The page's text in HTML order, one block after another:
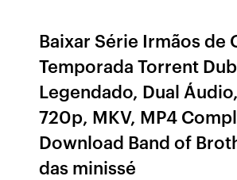
Baixar Série Irmãos de
Temporada Torrent
Legendado, Dual
720p, MKV, MP4
Download Band of
das minissé